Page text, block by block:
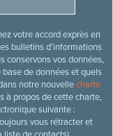
votre accord exprès en
bulletins d’informations
conservons vos données,
de données et quels
notre nouvellecharte
à propos de cette charte,
suivante :
vous rétracter et